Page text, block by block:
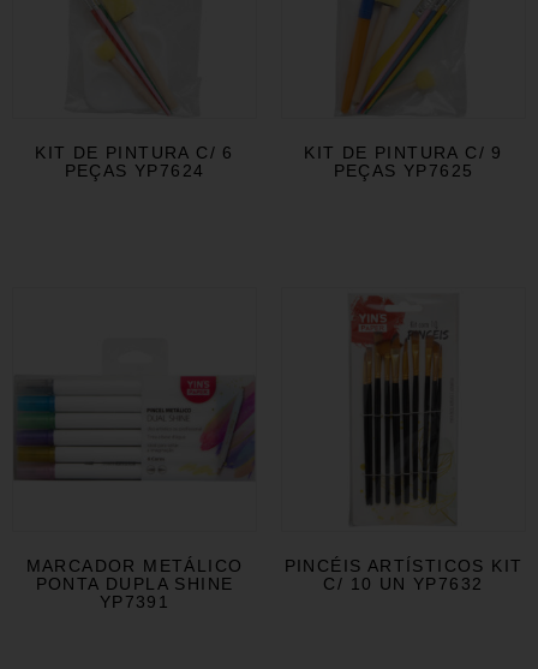
KIT DE PINTURA C/ 6
PEÇAS YP7624
KIT DE PINTURA C/ 9
PEÇAS YP7625
MARCADOR METÁLICO
PONTA DUPLA SHINE
YP7391
PINCÉIS ARTÍSTICOS KIT
C/ 10 UN YP7632